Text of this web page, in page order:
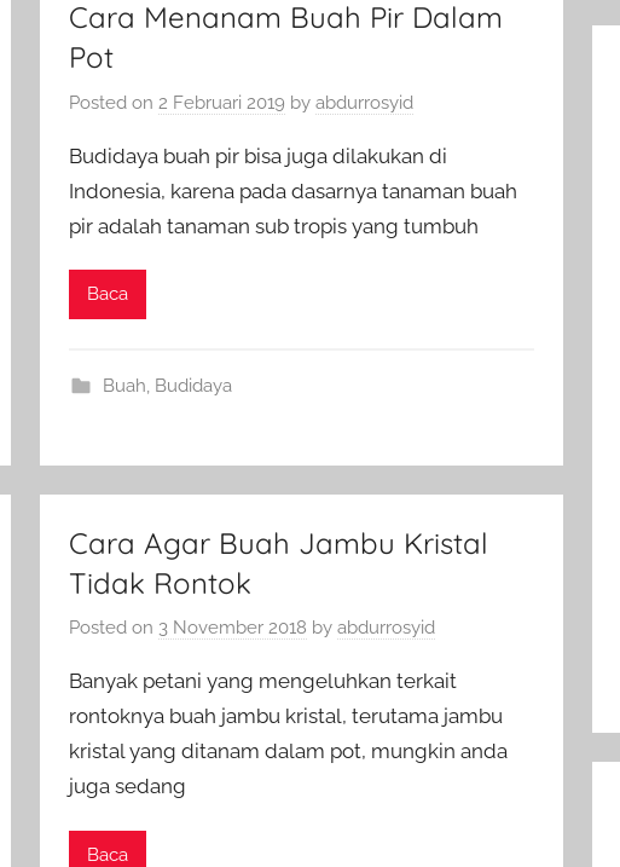
Cara Menanam Buah Pir Dalam
Pot
Posted on 2 Februari 2019 byabdurrosyid
Budidaya buah pir bisa juga dilakukan di
Indonesia, karena pada dasarnya tanaman buah
pir adalah tanaman sub tropis yang tumbuh
Baca
Buah, Budidaya
Cara Agar Buah Jambu Kristal
Tidak Rontok
Posted on 3 November 2018 byabdurrosyid
Banyak petani yang mengeluhkan terkait
rontoknya buah jambu kristal, terutama jambu
kristal yang ditanam dalam pot, mungkin anda
juga sedang
Baca